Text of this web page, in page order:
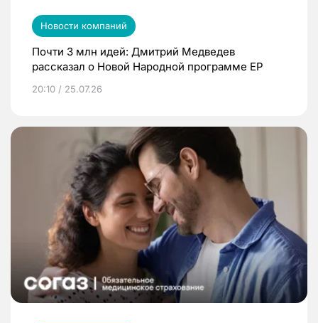
Новости компаний
Почти 3 млн идей: Дмитрий Медведев
рассказал о Новой Народной программе ЕР
20:10 / 25.07.26